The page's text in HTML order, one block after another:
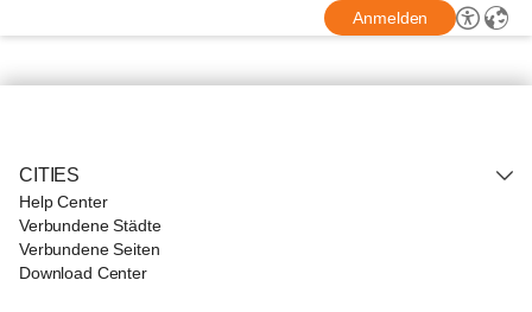
Anmelden
CITIES
Help Center
Verbundene Städte
Verbundene Seiten
Download Center